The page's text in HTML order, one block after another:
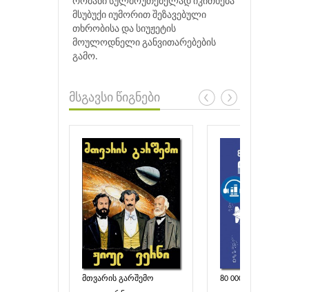
მსუბუქი იუმორით შეზავებული
თხრობისა და სიუჟეტის
მოულოდნელი განვითარებების
გამო.
მსგავსი წიგნები
მთვარის გარშემო
80 000 კილომეტრი